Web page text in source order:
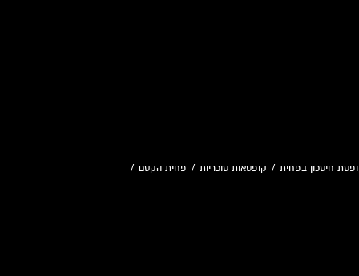
חיסכון בפחית / קופסאות סוכריות / פחית הקסם /